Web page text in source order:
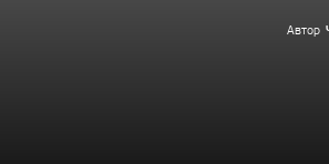
Автор